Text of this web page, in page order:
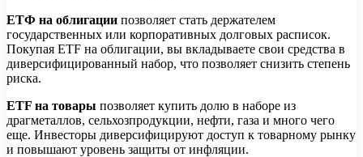
ЕТФ на облигации позволяет стать держателем
государственных или корпоративных долговых расписок.
Покупая ETF на облигации, вы вкладываете свои средства в
диверсифицированный набор, что позволяет снизить степень
риска.
ETF на товары позволяет купить долю в наборе из
драгметаллов, сельхозпродукции, нефти, газа и много чего
еще. Инвесторы диверсифицируют доступ к товарному рынку
и повышают уровень защиты от инфляции.